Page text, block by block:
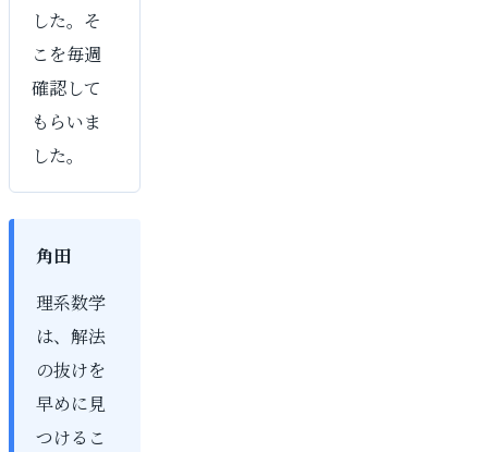
した。そ
こを毎週
確認して
もらいま
した。
角田
理系数学
は、解法
の抜けを
早めに見
つけるこ